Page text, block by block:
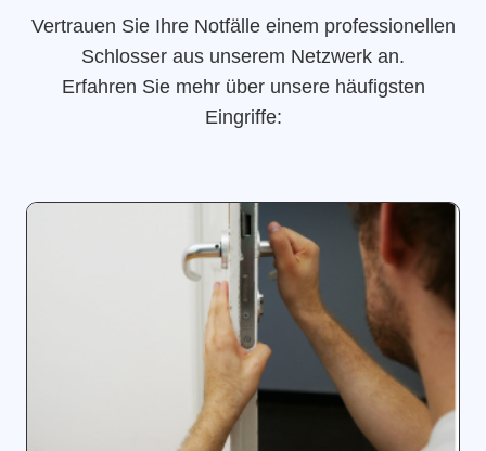
Vertrauen Sie Ihre Notfälle einem professionellen
Schlosser aus unserem Netzwerk an.
Erfahren Sie mehr über unsere häufigsten
Eingriffe: